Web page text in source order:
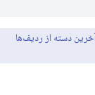
دسته از ردیف‌ها